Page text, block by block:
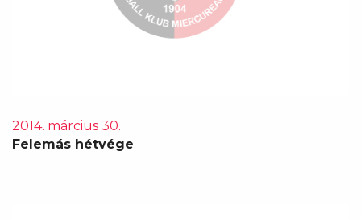
2014. március 30.
Felemás hétvége